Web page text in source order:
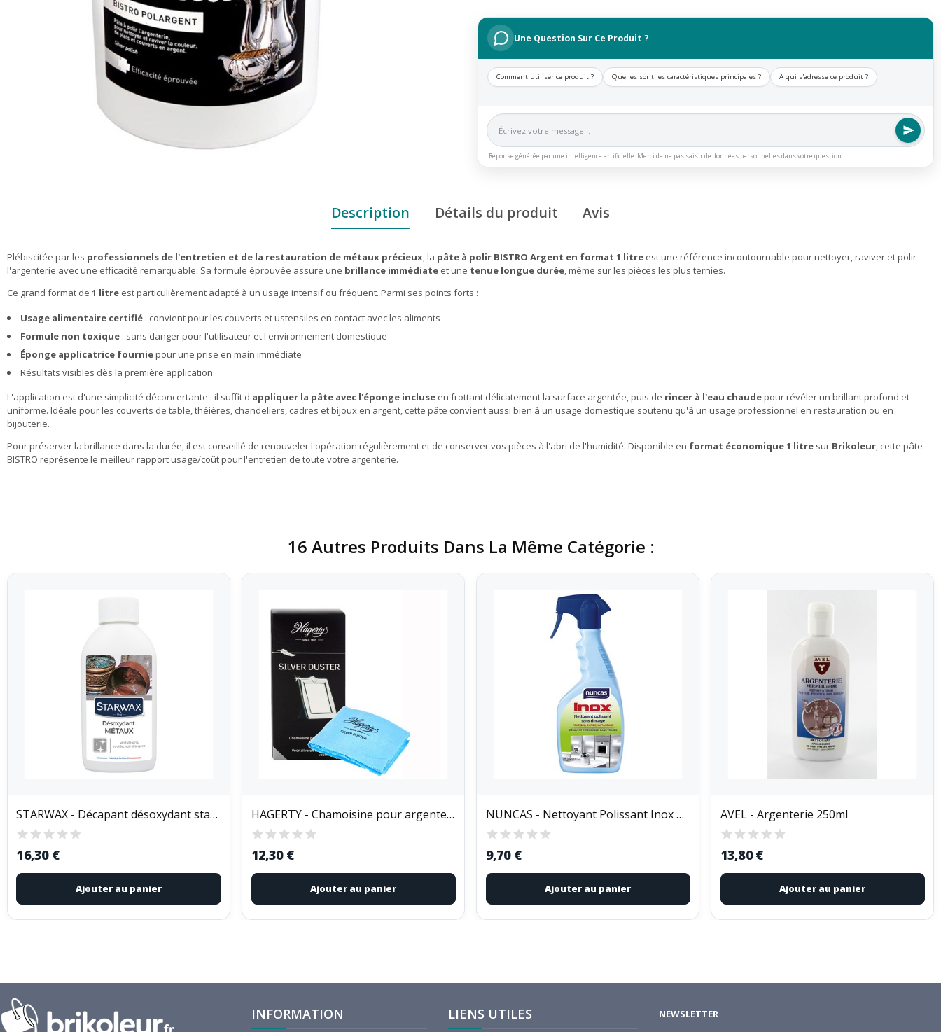
Une Question Sur Ce Produit ?
Comment utiliser ce produit ? Quelles sont les caractéristiques principales ? À qui s'adresse ce produit ?
Réponse générée par une intelligence artificielle. Merci de ne pas saisir de données personnelles dans votre question.
Description Détails du produit Avis
Plébiscitée par les professionnels de l'entretien et de la restauration de métaux précieux, la pâte à polir BISTRO Argent en format 1 litre est une référence incontournable pour nettoyer, raviver et polir
l'argenterie avec une efficacité remarquable. Sa formule éprouvée assure une brillance immédiate et une tenue longue durée, même sur les pièces les plus ternies.
Ce grand format de 1 litre est particulièrement adapté à un usage intensif ou fréquent. Parmi ses points forts :
Usage alimentaire certifié : convient pour les couverts et ustensiles en contact avec les aliments
Formule non toxique : sans danger pour l'utilisateur et l'environnement domestique
Éponge applicatrice fourniepour une prise en main immédiate
Résultats visibles dès la première application
L'application est d'une simplicité déconcertante : il suffit d'appliquer la pâte avec l'éponge incluse en frottant délicatement la surface argentée, puis de rincer à l'eau chaudepour révéler un brillant profond et
uniforme. Idéale pour les couverts de table, théières, chandeliers, cadres et bijoux en argent, cette pâte convient aussi bien à un usage domestique soutenu qu'à un usage professionnel en restauration ou en
bijouterie.
Pour préserver la brillance dans la durée, il est conseillé de renouveler l'opération régulièrement et de conserver vos pièces à l'abri de l'humidité. Disponible en format économique 1 litre sur Brikoleur, cette pâte
BISTRO représente le meilleur rapport usage/coût pour l'entretien de toute votre argenterie.
16 Autres Produits Dans La Même Catégorie :
STARWAX - Décapant désoxydant starwax 250ml 216
16,30 €
Ajouter au panier
HAGERTY - Chamoisine pour argenterie 55 x 36 cm
12,30 €
Ajouter au panier
NUNCAS - Nettoyant Polissant Inox Vaporisateur...
9,70 €
Ajouter au panier
AVEL - Argenterie 250ml
13,80 €
Ajouter au panier
INFORMATION LIENS UTILES NEWSLETTER